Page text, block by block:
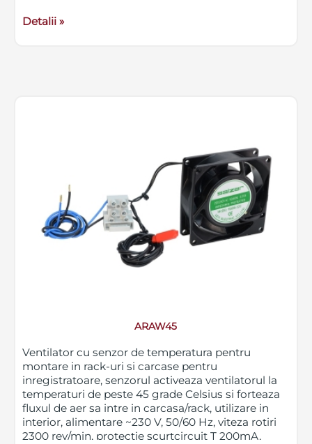
Detalii »
ARAW45
Ventilator cu senzor de temperatura pentru
montare in rack-uri si carcase pentru
inregistratoare, senzorul activeaza ventilatorul la
temperaturi de peste 45 grade Celsius si forteaza
fluxul de aer sa intre in carcasa/rack, utilizare in
interior, alimentare ~230 V, 50/60 Hz, viteza rotiri
2300 rev/min, protectie scurtcircuit T 200mA,